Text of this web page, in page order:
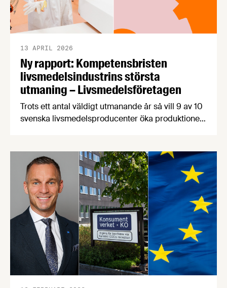
Ny rapport: Kompetensbristen
livsmedelsindustrins största
utmaning – Livsmedelsföretagen
13 APRIL 2026
Trots ett antal väldigt utmanande år så vill 9 av 10
svenska livsmedelsproducenter öka produktionen
hitta rätt kompetens idag jämfört med för fem år
sedan. Det visar en ny rapport från
Livsmedelsföretagen som vill se en nationell
strategi …